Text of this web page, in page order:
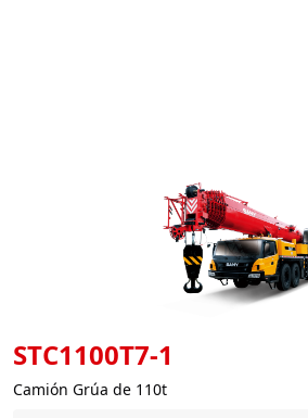
STC1100T7-1
Camión Grúa de 110t